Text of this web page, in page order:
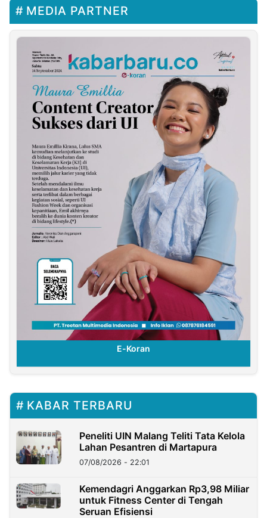
MEDIA PARTNER
E-Koran
KABAR TERBARU
Peneliti UIN Malang Teliti Tata Kelola
Lahan Pesantren di Martapura
07/08/2026 - 22:01
Kemendagri Anggarkan Rp3,98 Miliar
untuk Fitness Center di Tengah
Seruan Efisiensi